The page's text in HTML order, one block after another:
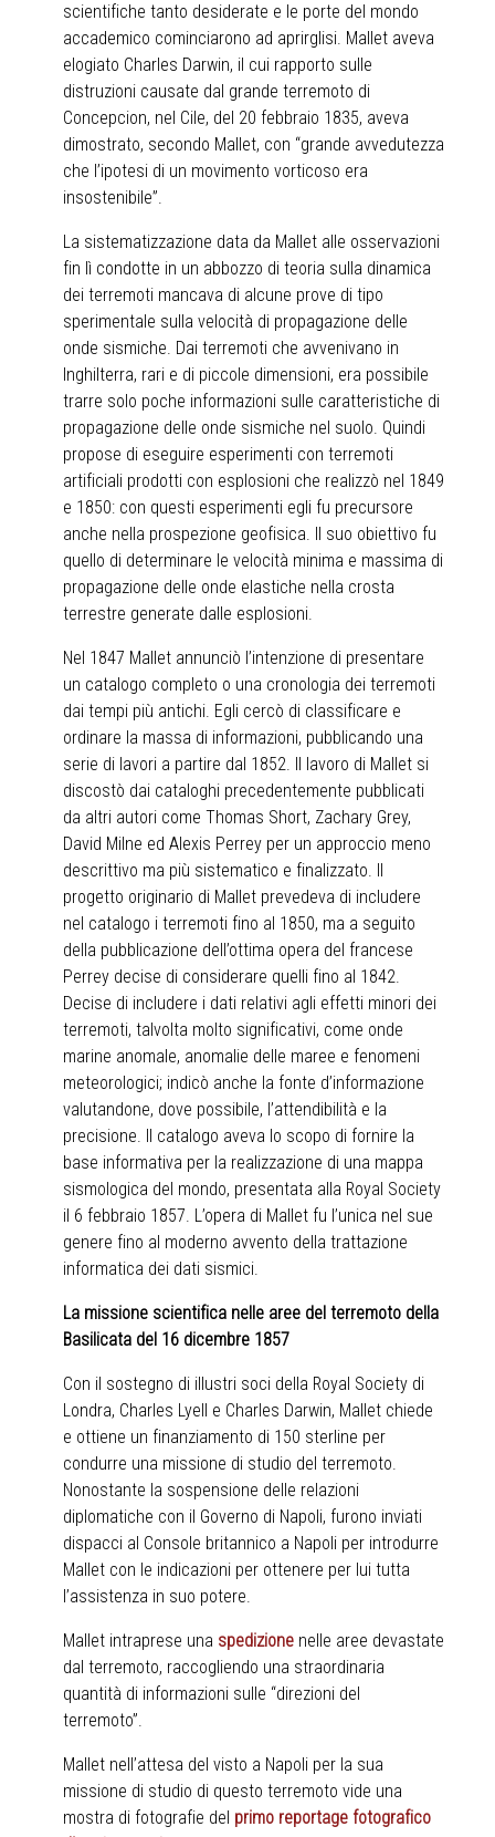
scientifiche tanto desiderate e le porte del mondo
accademico cominciarono ad aprirglisi. Mallet aveva
elogiato Charles Darwin, il cui rapporto sulle
distruzioni causate dal grande terremoto di
Concepcion, nel Cile, del 20 febbraio 1835, aveva
dimostrato, secondo Mallet, con “grande avvedutezza
che l’ipotesi di un movimento vorticoso era
insostenibile”.
La sistematizzazione data da Mallet alle osservazioni
fin lì condotte in un abbozzo di teoria sulla dinamica
dei terremoti mancava di alcune prove di tipo
sperimentale sulla velocità di propagazione delle
onde sismiche. Dai terremoti che avvenivano in
Inghilterra, rari e di piccole dimensioni, era possibile
trarre solo poche informazioni sulle caratteristiche di
propagazione delle onde sismiche nel suolo. Quindi
propose di eseguire esperimenti con terremoti
artificiali prodotti con esplosioni che realizzò nel 1849
e 1850: con questi esperimenti egli fu precursore
anche nella prospezione geofisica. Il suo obiettivo fu
quello di determinare le velocità minima e massima di
propagazione delle onde elastiche nella crosta
terrestre generate dalle esplosioni.
Nel 1847 Mallet annunciò l’intenzione di presentare
un catalogo completo o una cronologia dei terremoti
dai tempi più antichi. Egli cercò di classificare e
ordinare la massa di informazioni, pubblicando una
serie di lavori a partire dal 1852. Il lavoro di Mallet si
discostò dai cataloghi precedentemente pubblicati
da altri autori come Thomas Short, Zachary Grey,
David Milne ed Alexis Perrey per un approccio meno
descrittivo ma più sistematico e finalizzato. Il
progetto originario di Mallet prevedeva di includere
nel catalogo i terremoti fino al 1850, ma a seguito
della pubblicazione dell’ottima opera del francese
Perrey decise di considerare quelli fino al 1842.
Decise di includere i dati relativi agli effetti minori dei
terremoti, talvolta molto significativi, come onde
marine anomale, anomalie delle maree e fenomeni
meteorologici; indicò anche la fonte d’informazione
valutandone, dove possibile, l’attendibilità e la
precisione. Il catalogo aveva lo scopo di fornire la
base informativa per la realizzazione di una mappa
sismologica del mondo, presentata alla Royal Society
il 6 febbraio 1857. L’opera di Mallet fu l’unica nel sue
genere fino al moderno avvento della trattazione
informatica dei dati sismici.
La missione scientifica nelle aree del terremoto della
Basilicata del 16 dicembre 1857
Con il sostegno di illustri soci della Royal Society di
Londra, Charles Lyell e Charles Darwin, Mallet chiede
e ottiene un finanziamento di 150 sterline per
condurre una missione di studio del terremoto.
Nonostante la sospensione delle relazioni
diplomatiche con il Governo di Napoli, furono inviati
dispacci al Console britannico a Napoli per introdurre
Mallet con le indicazioni per ottenere per lui tutta
l’assistenza in suo potere.
Mallet intraprese una spedizione nelle aree devastate
dal terremoto, raccogliendo una straordinaria
quantità di informazioni sulle “direzioni del
terremoto”.
Mallet nell’attesa del visto a Napoli per la sua
missione di studio di questo terremoto vide una
mostra di fotografie del primo reportage fotografico